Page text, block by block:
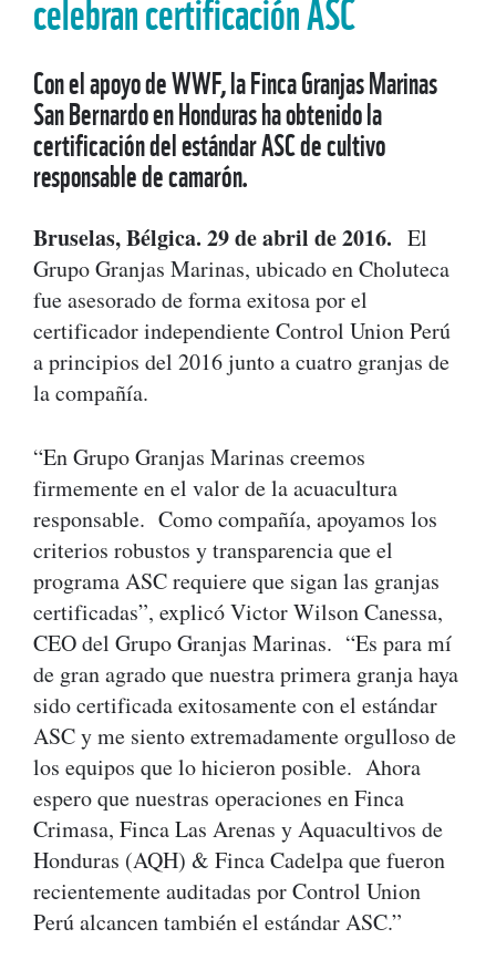
Con el apoyo de WWF, la Finca Granjas Marinas
San Bernardo en Honduras ha obtenido la
certificación del estándar ASC de cultivo
responsable de camarón.
Bruselas, Bélgica. 29 de abril de 2016. El
Grupo Granjas Marinas, ubicado en Choluteca
fue asesorado de forma exitosa por el
certificador independiente Control Union Perú
a principios del 2016 junto a cuatro granjas de
la compañía.
“En Grupo Granjas Marinas creemos
firmemente en el valor de la acuacultura
responsable. Como compañía, apoyamos los
criterios robustos y transparencia que el
programa ASC requiere que sigan las granjas
certificadas”, explicó Victor Wilson Canessa,
CEO del Grupo Granjas Marinas. “Es para mí
de gran agrado que nuestra primera granja haya
sido certificada exitosamente con el estándar
ASC y me siento extremadamente orgulloso de
los equipos que lo hicieron posible. Ahora
espero que nuestras operaciones en Finca
Crimasa, Finca Las Arenas y Aquacultivos de
Honduras (AQH) & Finca Cadelpa que fueron
recientemente auditadas por Control Union
Perú alcancen también el estándar ASC.”